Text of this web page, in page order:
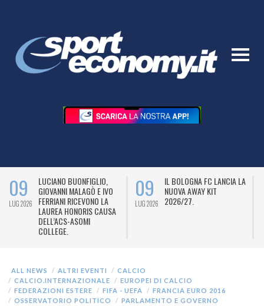
09
LUG 2026
LUCIANO BUONFIGLIO,
GIOVANNI MALAGÒ E IVO
FERRIANI RICEVONO LA
LAUREA HONORIS CAUSA
DELL’ACS-ASOMI
COLLEGE.
09
LUG 2026
IL BOLOGNA FC LANCIA LA
NUOVA AWAY KIT
2026/27.
ALL NEWS ALTRI EVENTI
CALCIO
CALCIO.INTERNAZIONALE
EUROPEI DI CALCIO
FEDERAZIONI ESTERE
FIFA - UEFA
FRANCIA EURO 2016
OSSERVATORIO POLITICO
PARLAMENTO E GOVERNO